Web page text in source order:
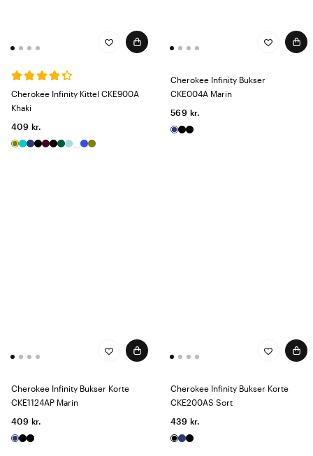
Cherokee Infinity Kittel CKE900A
Khaki
409 kr.
Cherokee Infinity Bukser
CKE004A Marin
569 kr.
Cherokee Infinity Bukser Korte
CKE1124AP Marin
409 kr.
Cherokee Infinity Bukser Korte
CKE200AS Sort
439 kr.